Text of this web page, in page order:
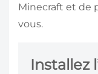
Minecraft et de
vous.
Installez